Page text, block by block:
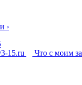
›
15.ru
Что с моим